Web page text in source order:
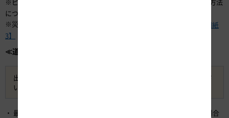
については
※災害復旧工事に伴う対面通行区間における渋滞予測については
【別紙
3】
≪道路交通情報および渋滞予測情報の提供≫
出発前やご旅行中に、
くださ
い。
最新の道路交通状況は、事故や気象などの影響で渋滞が発生する場合